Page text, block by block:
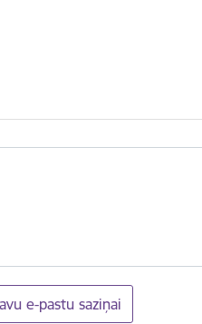
e-pastu saziņai